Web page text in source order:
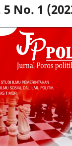
5 No. 1